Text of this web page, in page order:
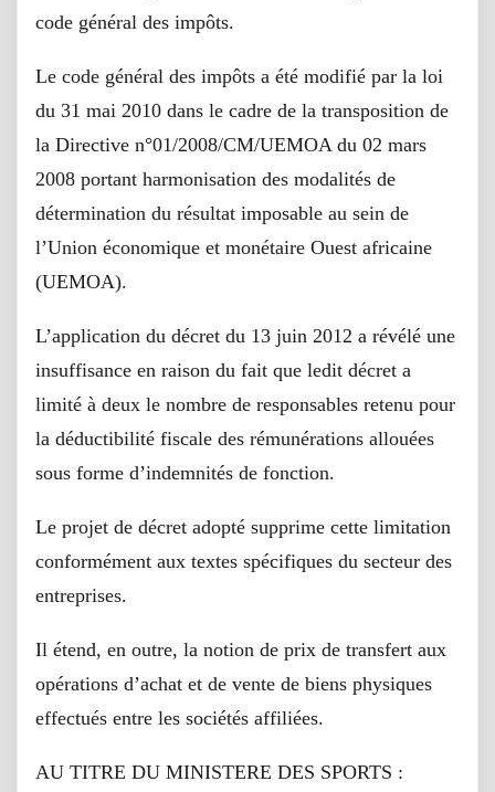
code général des impôts.
Le code général des impôts a été modifié par la loi
du 31 mai 2010 dans le cadre de la transposition de
la Directive n°01/2008/CM/UEMOA du 02 mars
2008 portant harmonisation des modalités de
détermination du résultat imposable au sein de
l’Union économique et monétaire Ouest africaine
(UEMOA).
L’application du décret du 13 juin 2012 a révélé une
insuffisance en raison du fait que ledit décret a
limité à deux le nombre de responsables retenu pour
la déductibilité fiscale des rémunérations allouées
sous forme d’indemnités de fonction.
Le projet de décret adopté supprime cette limitation
conformément aux textes spécifiques du secteur des
entreprises.
Il étend, en outre, la notion de prix de transfert aux
opérations d’achat et de vente de biens physiques
effectués entre les sociétés affiliées.
AU TITRE DU MINISTERE DES SPORTS :